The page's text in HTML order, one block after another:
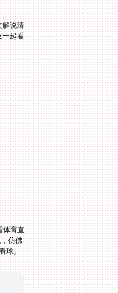
解说清
朋友一起看
体育直
国内的体育赛事和中文解说，仿佛
球。